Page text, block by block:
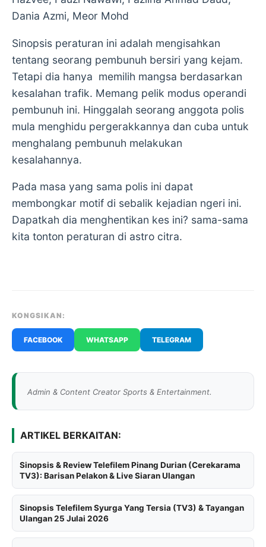
Dania Azmi, Meor Mohd
Sinopsis peraturan ini adalah mengisahkan
tentang seorang pembunuh bersiri yang kejam.
Tetapi dia hanya memilih mangsa berdasarkan
kesalahan trafik. Memang pelik modus operandi
pembunuh ini. Hinggalah seorang anggota polis
mula menghidu pergerakkannya dan cuba untuk
menghalang pembunuh melakukan
kesalahannya.
Pada masa yang sama polis ini dapat
membongkar motif di sebalik kejadian ngeri ini.
Dapatkah dia menghentikan kes ini? sama-sama
kita tonton peraturan di astro citra.
KONGSIKAN:
FACEBOOK WHATSAPP TELEGRAM
Admin & Content Creator Sports & Entertainment.
ARTIKEL BERKAITAN:
Sinopsis & Review Telefilem Pinang Durian (Cerekarama
TV3): Barisan Pelakon & Live Siaran Ulangan
Sinopsis Telefilem Syurga Yang Tersia (TV3) & Tayangan
Ulangan 25 Julai 2026